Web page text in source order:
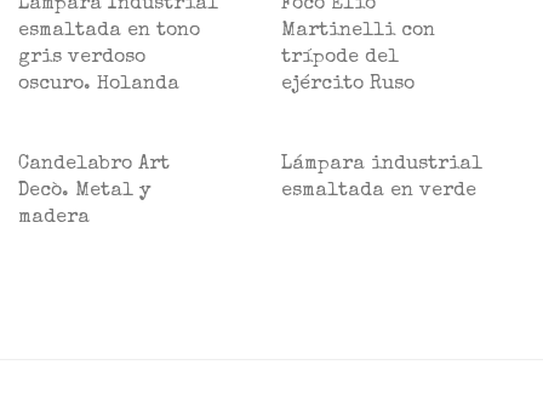
Lámpara Industrial
esmaltada en tono
gris verdoso
oscuro. Holanda
Foco Elio
Martinelli con
trípode del
ejército Ruso
Candelabro Art
Decò. Metal y
madera
Lámpara industrial
esmaltada en verde